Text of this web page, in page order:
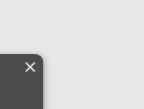
×